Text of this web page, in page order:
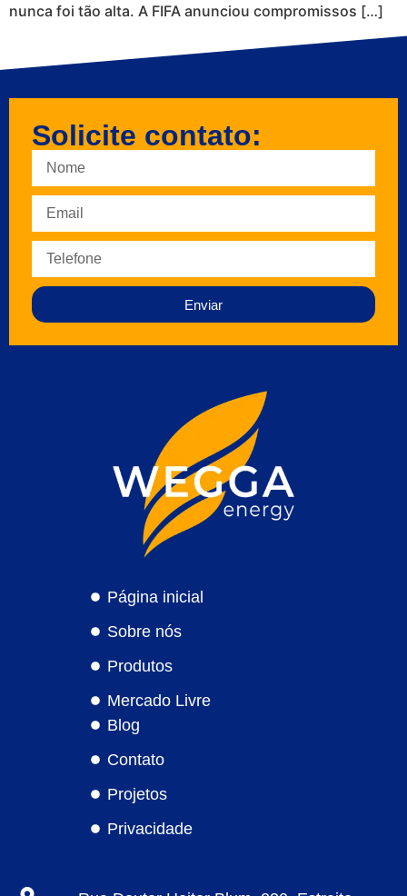
nunca foi tão alta. A FIFA anunciou compromissos […]
Solicite contato:
Enviar
Página inicial
Sobre nós
Produtos
Mercado Livre
Blog
Contato
Projetos
Privacidade